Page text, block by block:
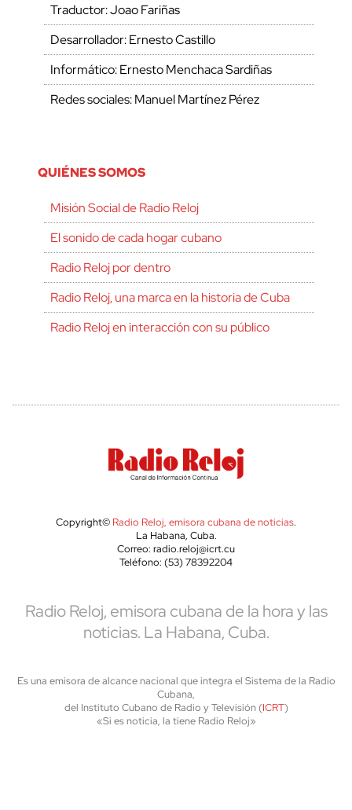
Traductor: Joao Fariñas
Desarrollador: Ernesto Castillo
Informático: Ernesto Menchaca Sardiñas
Redes sociales: Manuel Martínez Pérez
QUIÉNES SOMOS
Misión Social de Radio Reloj
El sonido de cada hogar cubano
Radio Reloj por dentro
Radio Reloj, una marca en la historia de Cuba
Radio Reloj en interacción con su público
Copyright© Radio Reloj, emisora cubana de noticias.
La Habana, Cuba.
Correo: radio.reloj@icrt.cu
Teléfono: (53) 78392204
Radio Reloj, emisora cubana de la hora y las
noticias. La Habana, Cuba.
Es una emisora de alcance nacional que integra el Sistema de la Radio
Cubana,
del Instituto Cubano de Radio y Televisión (ICRT)
«Si es noticia, la tiene Radio Reloj»